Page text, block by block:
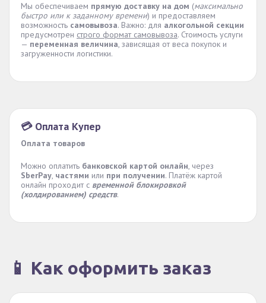
Мы обеспечиваем прямую доставку на дом (максимально
быстро или к заданному времени) и предоставляем
возможность самовывоза. Важно: для алкогольной секции
предусмотрен строго формат самовывоза. Стоимость услуги
— переменная величина, зависящая от веса покупок и
загруженности логистики.
💳 Оплата Купер
Оплата товаров
Можно оплатить банковской картой онлайн, через
SberPay, частями или при получении. Платёж картой
онлайн проходит с временной блокировкой
(холдированием) средств.
📱 Как оформить заказ